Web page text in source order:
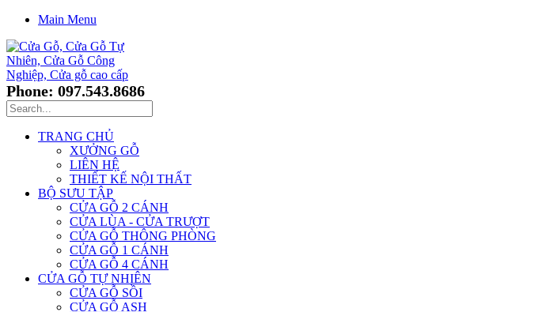
Main Menu
Phone: 097.543.8686
TRANG CHỦ
XƯỞNG GỖ
LIÊN HỆ
THIẾT KẾ NỘI THẤT
BỘ SƯU TẬP
CỬA GỖ 2 CÁNH
CỬA LÙA - CỬA TRƯỢT
CỬA GỖ THÔNG PHÒNG
CỬA GỖ 1 CÁNH
CỬA GỖ 4 CÁNH
CỬA GỖ TỰ NHIÊN
CỬA GỖ SỒI
CỬA GỖ ASH